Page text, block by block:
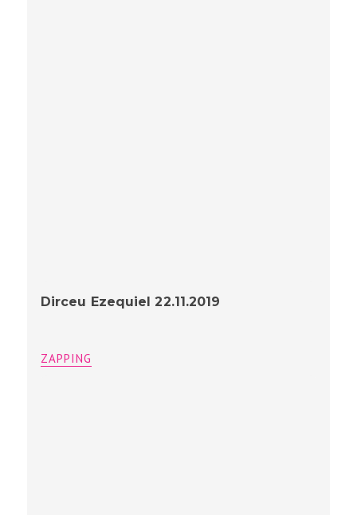
Dirceu Ezequiel 22.11.2019
ZAPPING